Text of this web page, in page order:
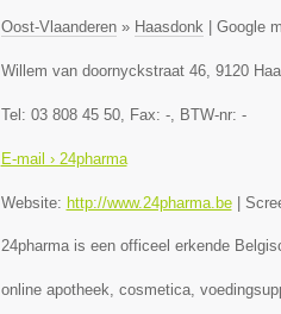
Oost-Vlaanderen» Haasdonk| Google
Willem van doornyckstraat 46, 9120
Tel: 03 808 45 50, Fax: -, BTW-nr: -
E-mail › 24pharma
Website: http://www.24pharma.be|
24pharma is een officeel erkende
online apotheek, cosmetica,